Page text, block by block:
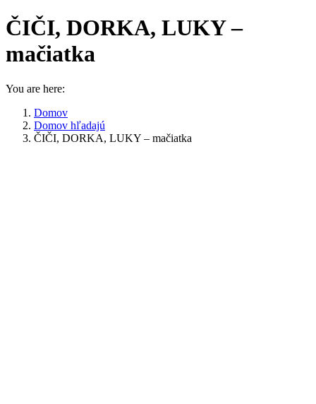
ČIČI, DORKA, LUKY –
mačiatka
You are here:
Domov
Domov hľadajú
ČIČI, DORKA, LUKY – mačiatka